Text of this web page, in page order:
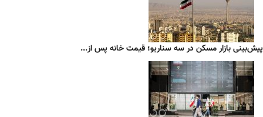
پیش‌بینی بازار مسکن در سه سناریو؛ قیمت خانه پس از...